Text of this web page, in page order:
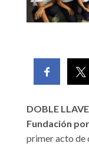
DOBLE LLAVE
Fundación
primer acto de